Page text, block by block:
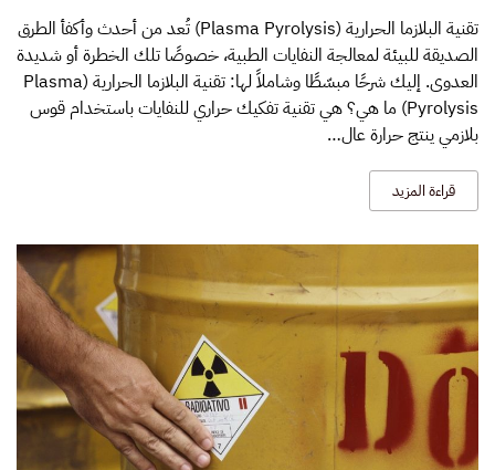
البلازما
الحرارية
(Plasma
Pyrolysis)
لمعالجة
النفايات
تقنية البلازما الحرارية (Plasma Pyrolysis) تُعد من أحدث وأكفأ الطرق
الصديقة للبيئة لمعالجة النفايات الطبية، خصوصًا تلك الخطرة أو شديدة
العدوى. إليك شرحًا مبسّطًا وشاملاً لها: تقنية البلازما الحرارية (Plasma
Pyrolysis) ما هي؟ هي تقنية تفكيك حراري للنفايات باستخدام قوس
بلازمي ينتج حرارة عال…
قراءة المزيد